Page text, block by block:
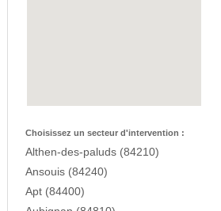
Choisissez un secteur d'intervention :
Althen-des-paluds (84210)
Ansouis (84240)
Apt (84400)